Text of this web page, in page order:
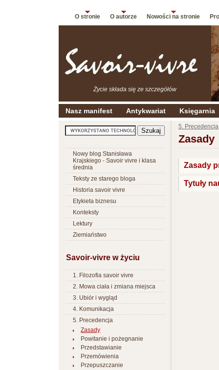
O stronie O autorze Nowości na stronie
Życie składa się ze szczegółów
5. Precedencja
Nasz manifest Antykwariat Księgarnia
Nowy blog Stanisława
Krajskiego - Savoir vivre i klasa
średnia
Teksty ze starego bloga
Historia savoir vivre
Etykieta biznesu
Konteksty
Lektury
Ziemiaństwo
Savoir-vivre w życiu
1. Filozofia savoir vivre
2. Mowa ciała i zmiana miejsca
3. Ubiór i wygląd
4. Komunikacja
5. Precedencja
Zasady
Powitanie i pożegnanie
Przedstawianie
Przemówienia
Przepuszczanie
Zasady
Zasady
Tytuły